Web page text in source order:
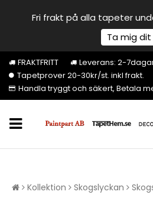
Fri frakt på alla tapeter
Ta mig dit
FRAKTFRITT
Leverans: 2-
Tapetprover 20-30kr/st. inkl frakt.
Handla tryggt och säkert, Betala
Kollektion Skogslyckan